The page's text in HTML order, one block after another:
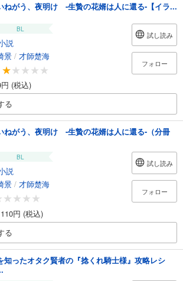
ねがう、夜明け -生贄の花婿は人に還る-【イラ...
BL
説
景 / 才師楚海
(税込)
試し読み
フォロー
る
ねがう、夜明け -生贄の花婿は人に還る-（分冊
BL
説
景 / 才師楚海
円 (税込)
試し読み
フォロー
る
知ったオタク賢者の『捻くれ騎士様』攻略レシ